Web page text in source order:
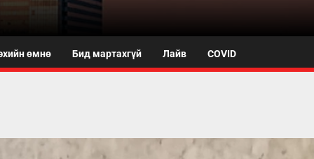
өмнө Бид мартахгүй Лайв COVID